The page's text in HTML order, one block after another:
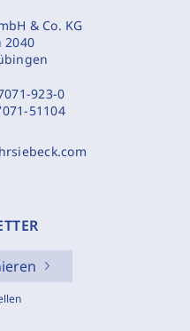
& Co. KG
2040
923-0
51104